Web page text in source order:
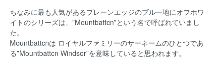
ちなみに最も人気があるプレーンエッジのブルー地にオフホワ
イトのシリーズは、”Mountbattcn”という名で呼ばれていまし
た。
Mountbattcnは ロイヤルファミリーのサーネームのひとつであ
る”Mountbattcn Windsor”を意味していると思われます。